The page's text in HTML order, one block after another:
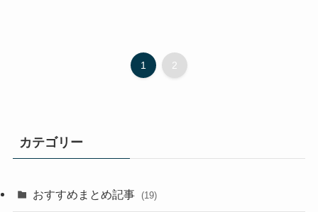
1 2
カテゴリー
おすすめまとめ記事 (19)